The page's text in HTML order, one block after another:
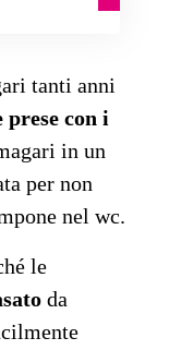
tanti anni
prese con i
in un
per non
nel wc.
le
da